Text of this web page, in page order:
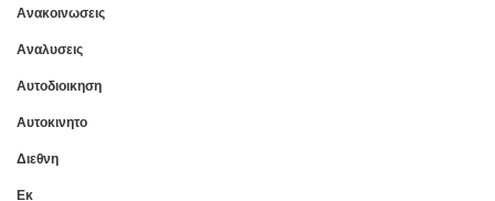
Ανακοινωσεις
Αναλυσεις
Αυτοδιοικηση
Αυτοκινητο
Διεθνη
Εκ